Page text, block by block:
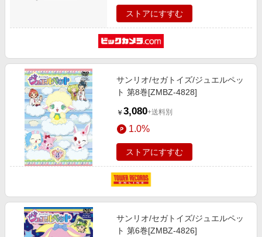
ストアにすすむ
サンリオ/セガトイズ/ジュエルペッ
ト 第8巻[ZMBZ-4828]
￥ 3,080+送料別
1.0%
ストアにすすむ
サンリオ/セガトイズ/ジュエルペッ
ト 第6巻[ZMBZ-4826]